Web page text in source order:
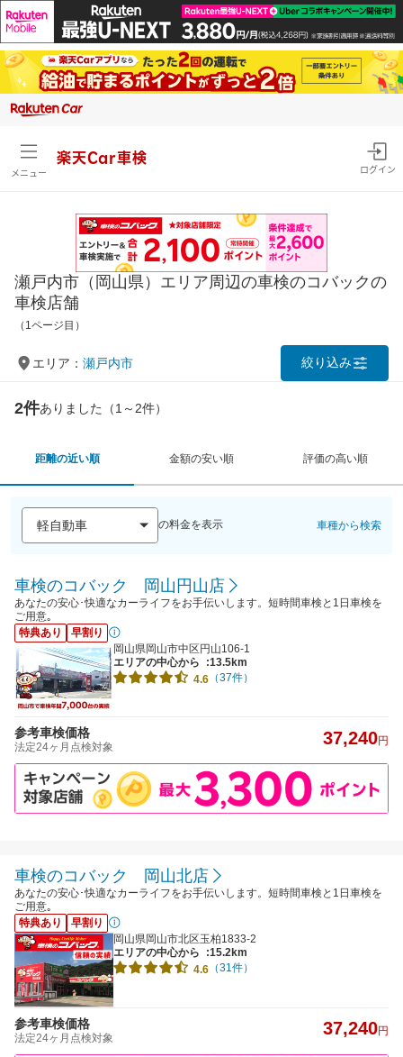
メニュー
楽天Car車検
ログイン
瀬戸内市（岡山県）エリア周辺の車検のコバックの
車検店舗
（1ページ目）
エリア： 瀬戸内市 絞り込み
2件ありました（1～2件）
距離の近い順 金額の安い順 評価の高い順
の料金を表示 車種から検索
車検のコバック 岡山円山店
あなたの安心･快適なカーライフをお手伝いします。短時間車検と1日車検を
ご用意｡
特典あり
早割り
岡山県岡山市中区円山106-1
エリアの中心から
:13.5km
4.6 （37件）
参考車検価格
法定24ヶ月点検対象 37,240円
車検のコバック 岡山北店
あなたの安心･快適なカーライフをお手伝いします。短時間車検と1日車検を
ご用意｡
特典あり
早割り
岡山県岡山市北区玉柏1833-2
エリアの中心から
:15.2km
4.6 （31件）
参考車検価格
法定24ヶ月点検対象 37,240円